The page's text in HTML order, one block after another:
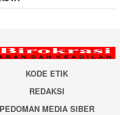
KODE ETIK
REDAKSI
PEDOMAN MEDIA SIBER